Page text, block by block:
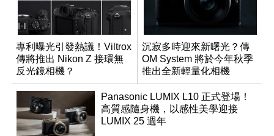
專利曝光引發熱議！Viltrox
傳將推出 Nikon Z 接環無
反光鏡相機？
沉寂多時迎來新曙光？傳
OM System 將於今年秋季
推出全新輕量化相機
Panasonic LUMIX L10 正式登場！
高質感隨身機，以感性美學迎接
LUMIX 25 週年